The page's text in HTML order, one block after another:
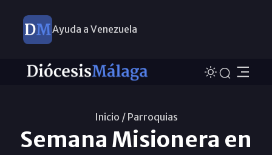
Ayuda a Venezuela
Inicio / Parroquias
Semana Misionera en